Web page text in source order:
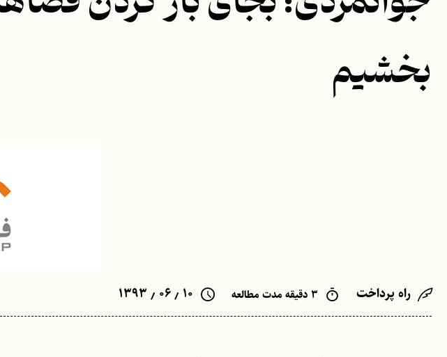
بخشیم
راه پرداخت ۳ دقیقه مدت مطالعه ۱۰ ٫ ۰۶ ٫ ۱۳۹۳